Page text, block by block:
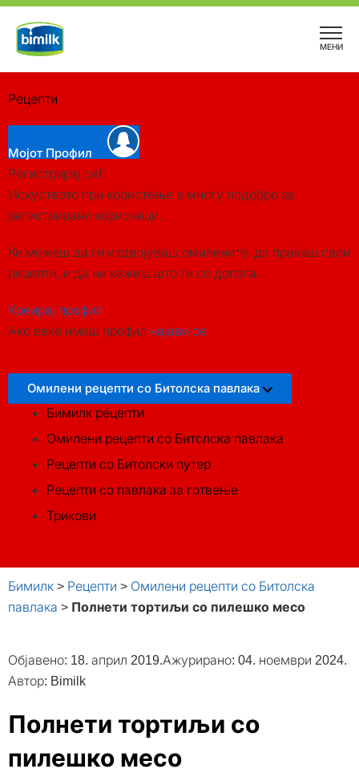
Skip
content
МЕНИ
Рецепти
Омилени рецепти со Битолска павлака
Бимилк рецепти
Омилени рецепти со Битолска павлака
Рецепти со Битолски путер
Рецепти со павлака за готвење
Трикови
Мојот Профил
Регистрирај се!
Искуството при користење е многу подобро за
регистрирани корисници.
Ќе можеш да ги издвојуваш омилените, да праќаш свои
рецепти, и да ни кажеш што ти се допаѓа.
Креирај профил
Ако веќе имаш профил најави се
Бимилк > Рецепти > Омилени рецепти со Битолска
павлака > Полнети тортиљи со пилешко месо
Објавено: 18. април 2019.Ажурирано: 04. ноември 2024.
Автор: Bimilk
Полнети тортиљи со
пилешко месо